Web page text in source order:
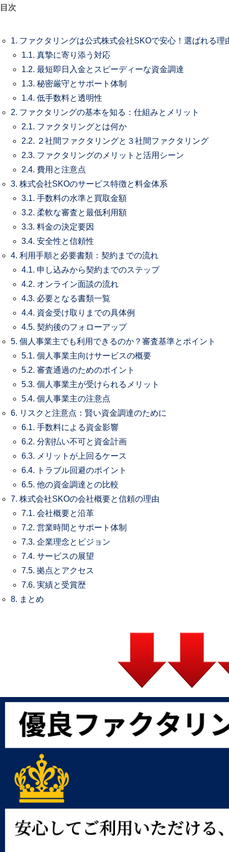
目次
1. ファクタリングは公式株式会社SKOで安心！選ばれる理
1.1. 真摯に寄り添う対応
1.2. 最短即日入金とスピーディーな資金調達
1.3. 秘密厳守とサポート体制
1.4. 低手数料と透明性
2. ファクタリングの基本を知る：仕組みとメリット
2.1. ファクタリングとは何か
2.2. ２社間ファクタリングと３社間ファクタリング
2.3. ファクタリングのメリットと活用シーン
2.4. 費用と注意点
3. 株式会社SKOのサービス特徴と料金体系
3.1. 手数料の水準と買取金額
3.2. 柔軟な審査と最低利用額
3.3. 料金の決定要因
3.4. 安全性と信頼性
4. 利用手順と必要書類：契約までの流れ
4.1. 申し込みから契約までのステップ
4.2. オンライン面談の流れ
4.3. 必要となる書類一覧
4.4. 資金受け取りまでの具体例
4.5. 契約後のフォローアップ
5. 個人事業主でも利用できるのか？審査基準とポイント
5.1. 個人事業主向けサービスの概要
5.2. 審査通過のためのポイント
5.3. 個人事業主が受けられるメリット
5.4. 個人事業主の注意点
6. リスクと注意点：賢い資金調達のために
6.1. 手数料による資金影響
6.2. 分割払い不可と資金計画
6.3. メリットが上回るケース
6.4. トラブル回避のポイント
6.5. 他の資金調達との比較
7. 株式会社SKOの会社概要と信頼の理由
7.1. 会社概要と沿革
7.2. 営業時間とサポート体制
7.3. 企業理念とビジョン
7.4. サービスの展望
7.5. 拠点とアクセス
7.6. 実績と受賞歴
8. まとめ